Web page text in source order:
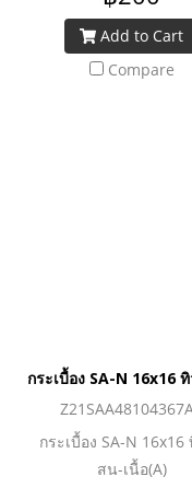
Add to Cart
Compare
กระเบื้อง SA-N 16x16
กระเบื้อง SA-N 16x16
สน-เนื้อ(A)